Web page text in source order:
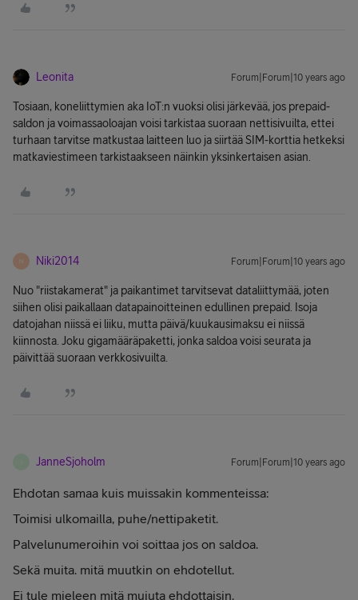
Leonita Forum|Forum|10 years ago
Tosiaan, koneliittymien aka IoT:n vuoksi olisi järkevää, jos prepaid-
saldon ja voimassaoloajan voisi tarkistaa suoraan nettisivuilta, ettei
turhaan tarvitse matkustaa laitteen luo ja siirtää SIM-korttia hetkeksi
matkaviestimeen tarkistaakseen näinkin yksinkertaisen asian.
N Niki2014 Forum|Forum|10 years ago
Nuo "riistakamerat" ja paikantimet tarvitsevat dataliittymää, joten
siihen olisi paikallaan datapainoitteinen edullinen prepaid. Isoja
datojahan niissä ei liiku, mutta päivä/kuukausimaksu ei niissä
kiinnosta. Joku gigamääräpaketti, jonka saldoa voisi seurata ja
päivittää suoraan verkkosivuilta.
JanneSjoholm Forum|Forum|10 years ago
Ehdotan samaa kuis muissakin kommenteissa:
Toimisi ulkomailla, puhe/nettipaketit.
Palvelunumeroihin voi soittaa jos on saldoa.
Sekä muita. mitä muutkin on ehdotellut.
Ei tule mieleen mitä mujuta ehdottaisin.